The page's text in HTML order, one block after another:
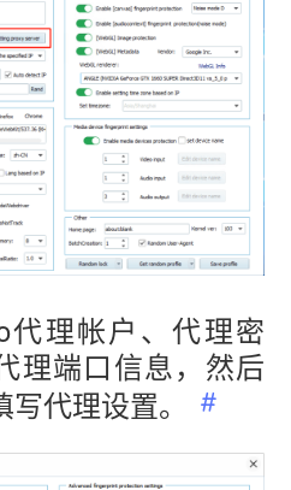
代理帐户、代理密
理端口信息，然后
代理设置。